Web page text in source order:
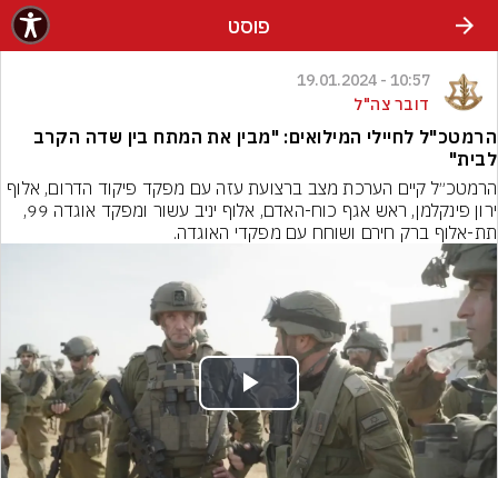
פוסט
10:57 - 19.01.2024
דובר צה"ל
הרמטכ"ל לחיילי המילואים: "מבין את המתח בין שדה הקרב
לבית"
תת-אלוף ברק חירם ושוחח עם מפקדי האוגדה.
Play
Video